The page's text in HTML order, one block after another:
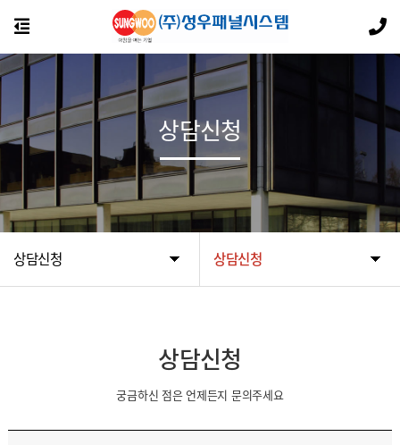
상담신청 상담신청
상담신청
상담신청
궁금하신 점은 언제든지 문의주세요